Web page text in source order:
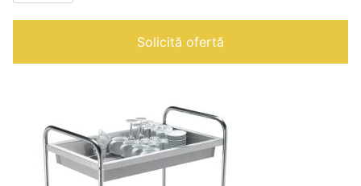
Solicită ofertă